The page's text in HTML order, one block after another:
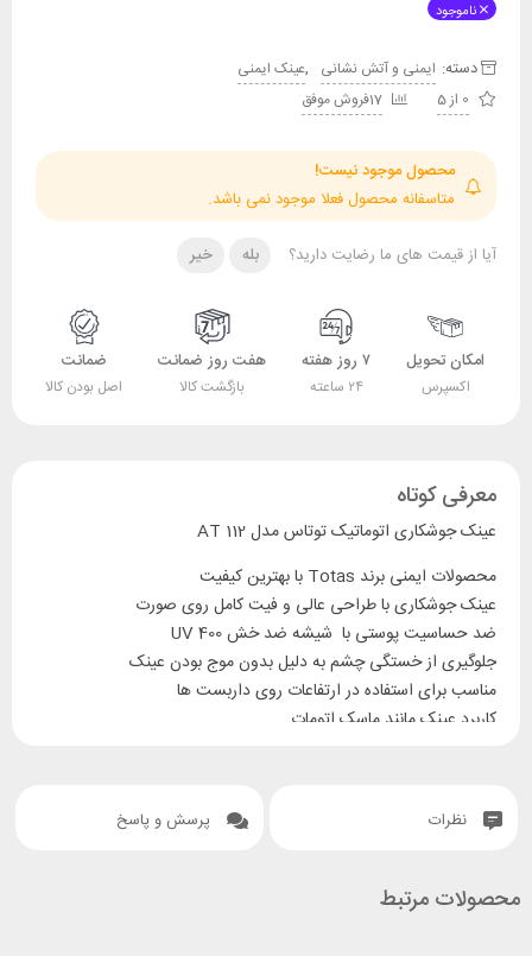
ناموجود
دسته: ایمنی و آتش نشانی ,عینک ایمنی
0 از 5
17فروش موفق
محصول موجود نیست!
متاسفانه محصول فعلا موجود نمی باشد.
آیا از قیمت های ما رضایت دارید؟ بله خیر
امکان تحویل
اکسپرس
۷ روز هفته
۲۴ ساعته
هفت روز ضمانت
بازگشت کالا
ضمانت
اصل بودن کالا
معرفی کوتاه
عینک جوشکاری اتوماتیک توتاس مدل AT 112
محصولات ایمنی برند Totas با بهترین کیفیت
عینک جوشکاری با طراحی عالی و فیت کامل روی صورت
ضد حساسیت پوستی با شیشه ضد خش UV 400
جلوگیری از خستگی چشم به دلیل بدون موج بودن عینک
مناسب برای استفاده در ارتفاعات روی داربست ها
کاربرد عینک مانند ماسک اتومات
امکان مطابقت با نور محیط در زمان تغییر نور تنها در 1.25000 ثانیه
وزن مناسب 180 گرم
نظرات پرسش و پاسخ
محصولات مرتبط